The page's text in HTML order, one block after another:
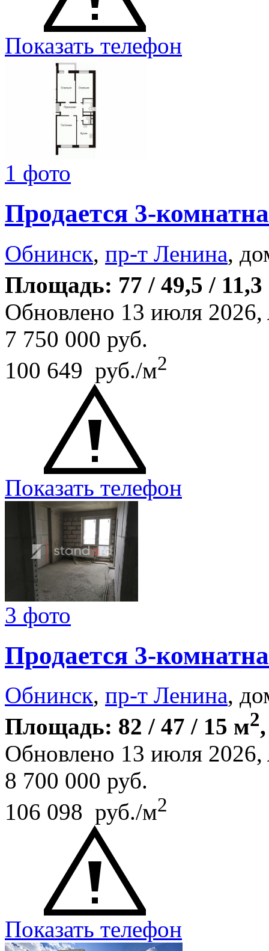
Показать телефон
1 фото
Продается 3-
Обнинск, пр-т Ленина,
Площадь: 77 / 49,5 /
Обновлено 13 июля 2026,
7 750 000 руб.
100 649 руб./м2
Показать телефон
3 фото
Продается 3-
Обнинск, пр-т Ленина,
Площадь: 82 / 47 / 15 м2
Обновлено 13 июля 2026,
8 700 000 руб.
106 098 руб./м2
Показать телефон